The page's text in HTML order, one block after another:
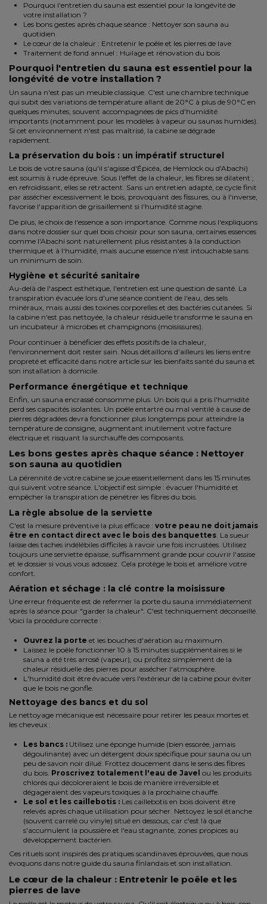
Pourquoi l'entretien du sauna est essentiel pour la longévité de
votre installation ?
Les bons gestes après chaque séance : Nettoyer son sauna au
quotidien
Le cœur de la chaleur : Entretenir le poêle et les pierres de lave
Traitement de fond annuel : Huilage et rénovation du bois
Pourquoi l'entretien du sauna est essentiel pour la
longévité de votre installation ?
Un sauna n'est pas un meuble classique. C'est une chambre technique
qui subit des variations de température allant de 20°C à plus de 90°C en
quelques minutes, souvent accompagnées de pics d'humidité
importants (notamment pour les modèles à vapeur ou saunas humides).
Si cet environnement n'est pas maîtrisé, la cabine se dégrade
rapidement.
La préservation du bois : un impératif structurel
Le bois de votre sauna (qu'il s'agisse d'Épicéa, de Hemlock ou d'Abachi)
est soumis à rude épreuve. Sous l'effet de la chaleur, les fibres se dilatent ;
en refroidissant, elles se rétractent. Sans un entretien adapté, ce cycle finit
par assécher excessivement le bois, provoquant des fissures, ou à l'inverse,
favorise l'apparition de grisaillement si l'humidité stagne.
De plus, le choix de l'essence a son importance. Comme nous l'expliquons
dans notre dossier sur quel bois choisir pour son sauna , certaines essences
comme l'Abachi sont naturellement plus résistantes à la conduction
thermique et à l'humidité, mais aucune essence n'est intouchable sans
un minimum de soin.
Hygiène et sécurité sanitaire
Au-delà de l'aspect esthétique, l'entretien est une question de santé. La
transpiration évacuée lors d'une séance contient de l'eau, des sels
minéraux, mais aussi des toxines corporelles et des bactéries cutanées. Si
la cabine n'est pas nettoyée, la chaleur résiduelle transforme le sauna en
un incubateur à microbes et champignons (moisissures).
Pour continuer à bénéficier des effets positifs de la chaleur,
l'environnement doit rester sain. Nous détaillons d'ailleurs les liens entre
propreté et efficacité dans notre article sur les bienfaits santé du sauna et
son installation à domicile
Performance énergétique et technique
Enfin, un sauna encrassé consomme plus. Un bois qui a pris l'humidité
perd ses capacités isolantes. Un poêle entartré ou mal ventilé à cause de
pierres dégradées devra fonctionner plus longtemps pour atteindre la
température de consigne, augmentant inutilement votre facture
électrique et risquant la surchauffe des composants.
Les bons gestes après chaque séance : Nettoyer
son sauna au quotidien
La pérennité de votre cabine se joue essentiellement dans les 15 minutes
qui suivent votre séance. L'objectif est simple : évacuer l'humidité et
empêcher la transpiration de pénétrer les fibres du bois.
La règle absolue de la serviette
C'est la mesure préventive la plus efficace : votre peau ne doit jamais
être en contact direct avec le bois des banquettes . La sueur
laisse des taches indélébiles difficiles à ravoir une fois incrustées. Utilisez
toujours une serviette épaisse, suffisamment grande pour couvrir l'assise
et le dossier si vous vous adossez. Cela protège le bois et améliore votre
confort.
Aération et séchage : la clé contre la moisissure
Une erreur fréquente est de refermer la porte du sauna immédiatement
après la séance pour "garder la chaleur". C'est techniquement déconseillé.
Voici la procédure correcte :
Ouvrez la porte et les bouches d'aération au maximum.
Laissez le poêle fonctionner 10 à 15 minutes supplémentaires si le
sauna a été très arrosé (vapeur), ou profitez simplement de la
chaleur résiduelle des pierres pour assécher l'atmosphère.
L'humidité doit être évacuée vers l'extérieur de la cabine pour éviter
que le bois ne gonfle.
Nettoyage des bancs et du sol
Le nettoyage mécanique est nécessaire pour retirer les peaux mortes et
les cheveux :
Les bancs : Utilisez une éponge humide (bien essorée, jamais
dégoulinante) avec un détergent doux spécifique pour sauna ou un
peu de savon noir dilué. Frottez doucement dans le sens des fibres
du bois. Proscrivez totalement l'eau de Javel ou les produits
chlorés qui décoloreraient le bois de manière irréversible et
dégageraient des vapeurs toxiques à la prochaine chauffe.
Le sol et les caillebotis : Les caillebotis en bois doivent être
relevés après chaque utilisation pour sécher. Nettoyez le sol étanche
(souvent carrelé ou vinyle) situé en dessous, car c'est là que
s'accumulent la poussière et l'eau stagnante, zones propices au
développement bactérien.
Ces rituels sont inspirés des pratiques scandinaves éprouvées, que nous
évoquons dans notre guide du sauna finlandais et son installation.
Le cœur de la chaleur : Entretenir le poêle et les
pierres de lave